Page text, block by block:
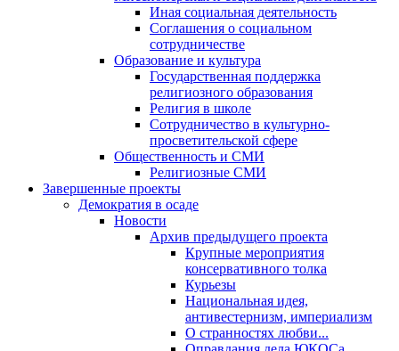
Иная социальная деятельность
Соглашения о социальном
сотрудничестве
Образование и культура
Государственная поддержка
религиозного образования
Религия в школе
Сотрудничество в культурно-
просветительской сфере
Общественность и СМИ
Религиозные СМИ
Завершенные проекты
Демократия в осаде
Новости
Архив предыдущего проекта
Крупные мероприятия
консервативного толка
Курьезы
Национальная идея,
антивестернизм, империализм
О странностях любви...